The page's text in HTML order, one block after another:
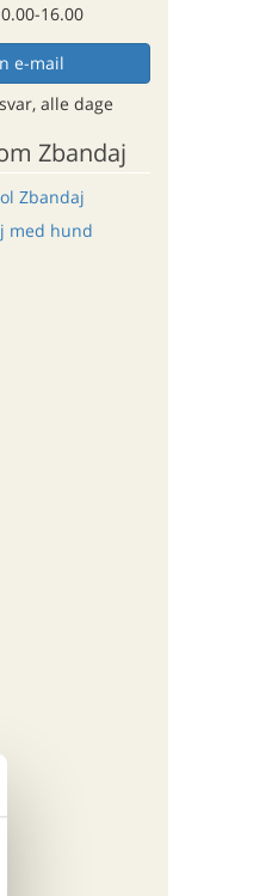
16.00
e-mail
alle dage
Zbandaj
Zbandaj
med hund